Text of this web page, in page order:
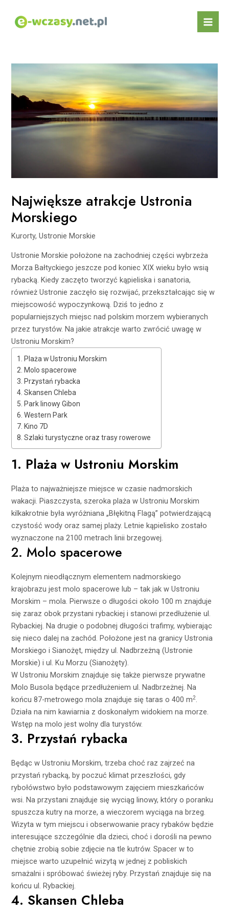
content
Największe atrakcje Ustronia
Morskiego
Kurorty,Ustronie Morskie
Ustronie Morskie położone na zachodniej części wybrzeża
Morza Bałtyckiego jeszcze pod koniec XIX wieku było wsią
rybacką. Kiedy zaczęto tworzyć kąpieliska i sanatoria,
również Ustronie zaczęło się rozwijać, przekształcając się w
miejscowość wypoczynkową. Dziś to jedno z
popularniejszych miejsc nad polskim morzem wybieranych
przez turystów. Na jakie atrakcje warto zwrócić uwagę w
Ustroniu Morskim?
1. Plaża w Ustroniu Morskim
2. Molo spacerowe
3. Przystań rybacka
4. Skansen Chleba
5. Park linowy Gibon
6. Western Park
7. Kino 7D
8. Szlaki turystyczne oraz trasy rowerowe
1. Plaża w Ustroniu Morskim
Plaża to najważniejsze miejsce w czasie nadmorskich
wakacji. Piaszczysta, szeroka plaża w Ustroniu Morskim
kilkakrotnie była wyróżniana „Błękitną Flagą” potwierdzającą
czystość wody oraz samej plaży. Letnie kąpielisko zostało
wyznaczone na 2100 metrach linii brzegowej.
2. Molo spacerowe
Kolejnym nieodłącznym elementem nadmorskiego
krajobrazu jest molo spacerowe lub – tak jak w Ustroniu
Morskim – mola. Pierwsze o długości około 100 m znajduje
się zaraz obok przystani rybackiej i stanowi przedłużenie ul.
Rybackiej. Na drugie o podobnej długości trafimy, wybierając
się nieco dalej na zachód. Położone jest na granicy Ustronia
Morskiego i Sianożęt, między ul. Nadbrzeżną (Ustronie
Morskie) i ul. Ku Morzu (Sianożęty).
W Ustroniu Morskim znajduje się także pierwsze prywatne
Molo Busola będące przedłużeniem ul. Nadbrzeżnej. Na
końcu 87-metrowego mola znajduje się taras o 400 m2.
Działa na nim kawiarnia z doskonałym widokiem na morze.
Wstęp na molo jest wolny dla turystów.
3. Przystań rybacka
Będąc w Ustroniu Morskim, trzeba choć raz zajrzeć na
przystań rybacką, by poczuć klimat przeszłości, gdy
rybołówstwo było podstawowym zajęciem mieszkańców
wsi. Na przystani znajduje się wyciąg linowy, który o poranku
spuszcza kutry na morze, a wieczorem wyciąga na brzeg.
Wizyta w tym miejscu i obserwowanie pracy rybaków będzie
interesujące szczególnie dla dzieci, choć i dorośli na pewno
chętnie zrobią sobie zdjęcie na tle kutrów. Spacer w to
miejsce warto uzupełnić wizytą w jednej z pobliskich
smażalni i spróbować świeżej ryby. Przystań znajduje się na
końcu ul. Rybackiej.
4. Skansen Chleba
navigation